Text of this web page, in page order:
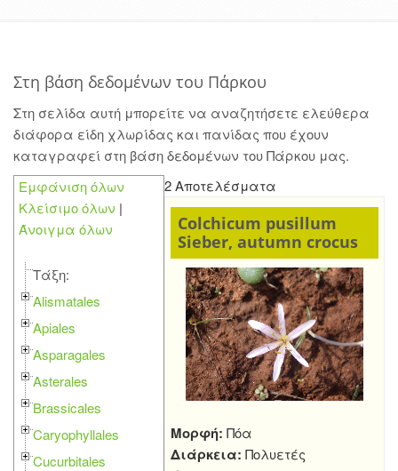
Στη βάση δεδομένων του Πάρκου
Στη σελίδα αυτή μπορείτε να αναζητήσετε ελεύθερα
διάφορα είδη χλωρίδας και πανίδας που έχουν
καταγραφεί στη βάση δεδομένων του Πάρκου μας.
Εμφάνιση όλων
Κλείσιμο όλων |
Άνοιγμα όλων
Τάξη:
Alismatales
Apiales
Asparagales
Asterales
Brassicales
Caryophyllales
Cucurbitales
2 Αποτελέσματα
Colchicum pusillum
Sieber, autumn crocus
Μορφή: Πόα
Διάρκεια: Πολυετές